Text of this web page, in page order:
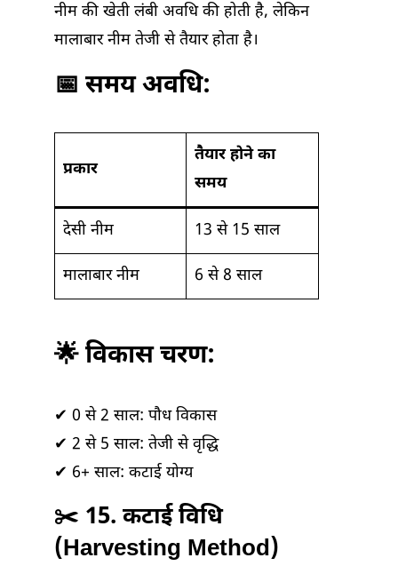
नीम की खेती लंबी अवधि की होती है, लेकिन
मालाबार नीम तेजी से तैयार होता है।
📅 समय अवधि:
प्रकार
तैयार होने का
समय
देसी नीम 13 से 15 साल
मालाबार नीम 6 से 8 साल
🌟 विकास चरण:
✔ 0 से 2 साल: पौध विकास
✔ 2 से 5 साल: तेजी से वृद्धि
✔ 6+ साल: कटाई योग्य
✂️ 15. कटाई विधि
(Harvesting Method)